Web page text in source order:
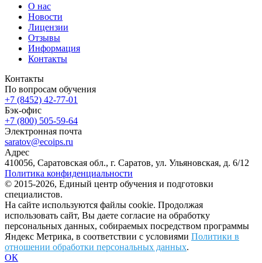
О нас
Новости
Лицензии
Отзывы
Информация
Контакты
Контакты
По вопросам обучения
+7 (8452) 42-77-01
Бэк-офис
+7 (800) 505-59-64
Электронная почта
saratov@ecoips.ru
Адрес
410056, Саратовская обл., г. Саратов, ул. Ульяновская, д. 6/12
Политика конфиденциальности
© 2015-2026, Единый центр обучения и подготовки
специалистов.
На сайте используются файлы cookie. Продолжая
использовать сайт, Вы даете согласие на обработку
персональных данных, собираемых посредством программы
Яндекс Метрика, в соответствии с условиями Политики в
отношении обработки персональных данных.
ОК